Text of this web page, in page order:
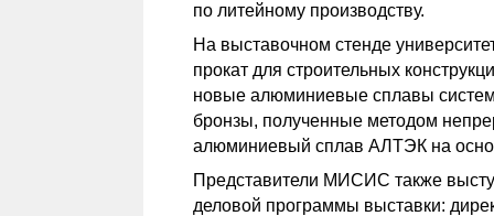
по литейному производству.
На выставочном стенде
прокат для строительных
новые алюминиевые сплавы
бронзы, полученные методом
алюминиевый сплав АЛТЭК на
Представители МИСИС также
деловой программы выставки: